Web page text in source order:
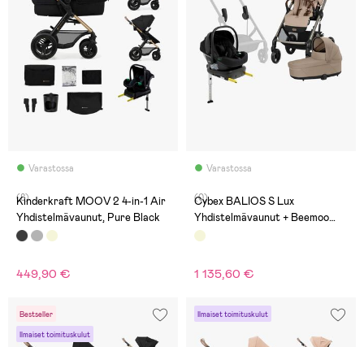
Varastossa
(8)
Kinderkraft MOOV 2 4-in-1 Air
Yhdistelmävaunut, Pure Black
449,90 €
Varastossa
(0)
Cybex BALIOS S Lux
Yhdistelmävaunut + Beemoo
Route i-Size & Telakka, Almond
1 135,60 €
Bestseller
Ilmaiset toimituskulut
Ilmaiset toimituskulut